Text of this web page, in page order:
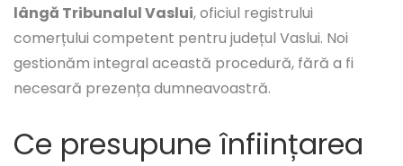
lângă Tribunalul Vaslui, oficiul registrului
comerțului competent pentru județul Vaslui. Noi
gestionăm integral această procedură, fără a fi
necesară prezența dumneavoastră.
Ce presupune înființarea